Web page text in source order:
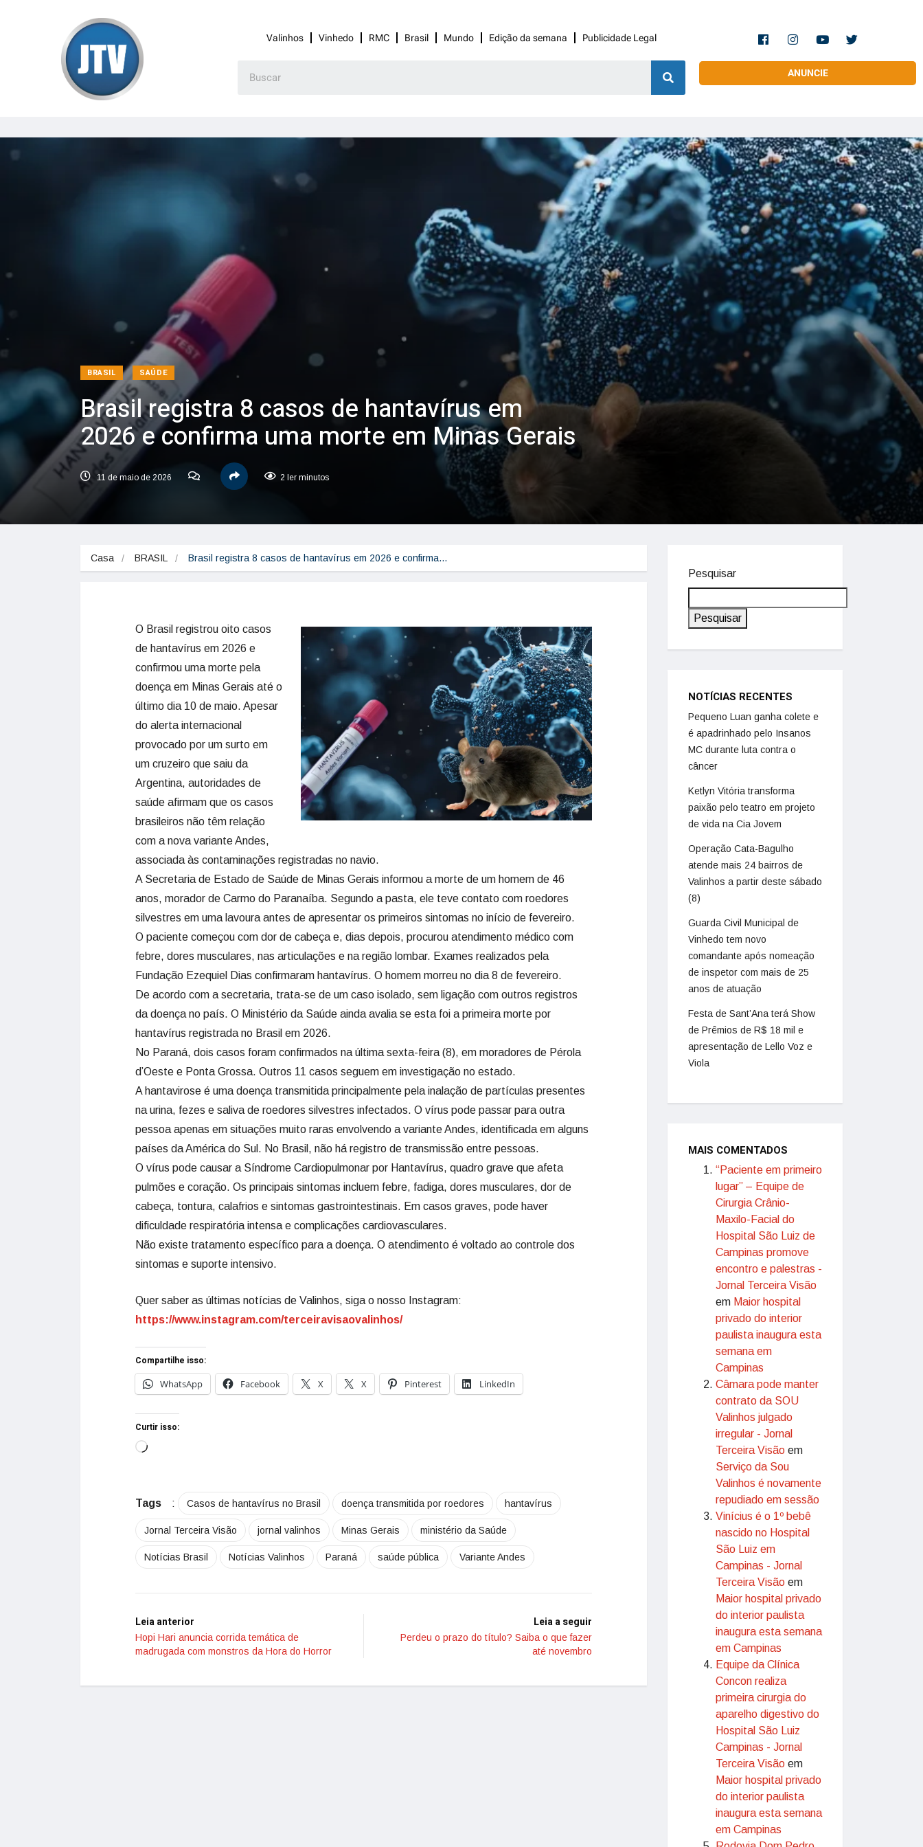
Valinhos Vinhedo RMC Brasil Mundo Edição da semana Publicidade Legal
ANUNCIE
BRASIL SAÚDE
Brasil registra 8 casos de hantavírus em
2026 e confirma uma morte em Minas Gerais
11 de maio de 2026 2 ler minutos
Casa BRASIL Brasil registra 8 casos de hantavírus em 2026 e confirma…
O Brasil registrou oito casos
de hantavírus em 2026 e
confirmou uma morte pela
doença em Minas Gerais até o
último dia 10 de maio. Apesar
do alerta internacional
provocado por um surto em
um cruzeiro que saiu da
Argentina, autoridades de
saúde afirmam que os casos
brasileiros não têm relação
com a nova variante Andes,
associada às contaminações registradas no navio.
A Secretaria de Estado de Saúde de Minas Gerais informou a morte de um homem de 46
anos, morador de Carmo do Paranaíba. Segundo a pasta, ele teve contato com roedores
silvestres em uma lavoura antes de apresentar os primeiros sintomas no início de fevereiro.
O paciente começou com dor de cabeça e, dias depois, procurou atendimento médico com
febre, dores musculares, nas articulações e na região lombar. Exames realizados pela
Fundação Ezequiel Dias confirmaram hantavírus. O homem morreu no dia 8 de fevereiro.
De acordo com a secretaria, trata-se de um caso isolado, sem ligação com outros registros
da doença no país. O Ministério da Saúde ainda avalia se esta foi a primeira morte por
hantavírus registrada no Brasil em 2026.
No Paraná, dois casos foram confirmados na última sexta-feira (8), em moradores de Pérola
d’Oeste e Ponta Grossa. Outros 11 casos seguem em investigação no estado.
A hantavirose é uma doença transmitida principalmente pela inalação de partículas presentes
na urina, fezes e saliva de roedores silvestres infectados. O vírus pode passar para outra
pessoa apenas em situações muito raras envolvendo a variante Andes, identificada em alguns
países da América do Sul. No Brasil, não há registro de transmissão entre pessoas.
O vírus pode causar a Síndrome Cardiopulmonar por Hantavírus, quadro grave que afeta
pulmões e coração. Os principais sintomas incluem febre, fadiga, dores musculares, dor de
cabeça, tontura, calafrios e sintomas gastrointestinais. Em casos graves, pode haver
dificuldade respiratória intensa e complicações cardiovasculares.
Não existe tratamento específico para a doença. O atendimento é voltado ao controle dos
sintomas e suporte intensivo.
Quer saber as últimas notícias de Valinhos, siga o nosso Instagram:
https://www.instagram.com/terceiravisaovalinhos/
Compartilhe isso:
WhatsApp
Facebook X X Pinterest LinkedIn
Curtir isso:
Tags : Casos de hantavírus no Brasil doença transmitida por roedores hantavírus
Jornal Terceira Visão jornal valinhos Minas Gerais ministério da Saúde
Notícias Brasil Notícias Valinhos Paraná saúde pública Variante Andes
Leia anterior
Hopi Hari anuncia corrida temática de
madrugada com monstros da Hora do Horror
Leia a seguir
Perdeu o prazo do título? Saiba o que fazer
até novembro
Pesquisar
Pesquisar
NOTÍCIAS RECENTES
Pequeno Luan ganha colete e
é apadrinhado pelo Insanos
MC durante luta contra o
câncer
Ketlyn Vitória transforma
paixão pelo teatro em projeto
de vida na Cia Jovem
Operação Cata-Bagulho
atende mais 24 bairros de
Valinhos a partir deste sábado
(8)
Guarda Civil Municipal de
Vinhedo tem novo
comandante após nomeação
de inspetor com mais de 25
anos de atuação
Festa de Sant’Ana terá Show
de Prêmios de R$ 18 mil e
apresentação de Lello Voz e
Viola
MAIS COMENTADOS
“Paciente em primeiro
lugar” – Equipe de
Cirurgia Crânio-
Maxilo-Facial do
Hospital São Luiz de
Campinas promove
encontro e palestras -
Jornal Terceira Visão
em Maior hospital
privado do interior
paulista inaugura esta
semana em
Campinas
Câmara pode manter
contrato da SOU
Valinhos julgado
irregular - Jornal
Terceira Visão em
Serviço da Sou
Valinhos é novamente
repudiado em sessão
Vinícius é o 1º bebê
nascido no Hospital
São Luiz em
Campinas - Jornal
Terceira Visão em
Maior hospital privado
do interior paulista
inaugura esta semana
em Campinas
Equipe da Clínica
Concon realiza
primeira cirurgia do
aparelho digestivo do
Hospital São Luiz
Campinas - Jornal
Terceira Visão em
Maior hospital privado
do interior paulista
inaugura esta semana
em Campinas